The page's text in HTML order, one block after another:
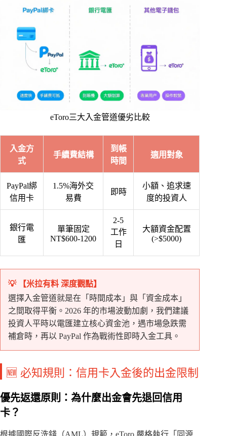
eToro三大入金管道優劣比較
入金方
式
手續費結構
到帳
時間
適用對象
PayPal綁
信用卡
1.5%海外交
易費
即時
小額、追求速
度的投資人
銀行電
匯
單筆固定
NT$600-1200
2-5
工作
日
大額資金配置
(>$5000)
💡 【米拉有料 深度觀點】
選擇入金管道就是在「時間成本」與「資金成本」
之間取得平衡。2026 年的市場波動加劇，我們建議
投資人平時以電匯建立核心資金池，遇市場急跌需
補倉時，再以 PayPal 作為戰術性即時入金工具。
🆕 必知規則：信用卡入金後的出金限制
優先返還原則：為什麼出金會先退回信用
卡？
根據國際反洗錢（AML）規範，eToro 嚴格執行「同源